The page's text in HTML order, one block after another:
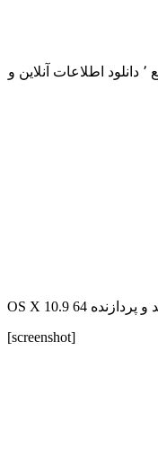
Banktivity 5 یکی از کاملترین نرم افزار های مک در رابطه با سرمایه گذاری می باشد. این برنامه به شما اجازه وارد شدن و ویرایش بسیاری از کار های شما مثل پرداخت قبوض به موقع ٬ دانلود اطلاعات آنلاین و
[screenshot]